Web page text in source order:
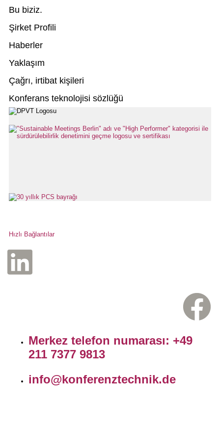
Bu biziz.
Şirket Profili
Haberler
Yaklaşım
Çağrı, irtibat kişileri
Konferans teknolojisi sözlüğü
Hızlı Bağlantılar
Merkez telefon numarası: +49
211 7377 9813
info@konferenztechnik.de